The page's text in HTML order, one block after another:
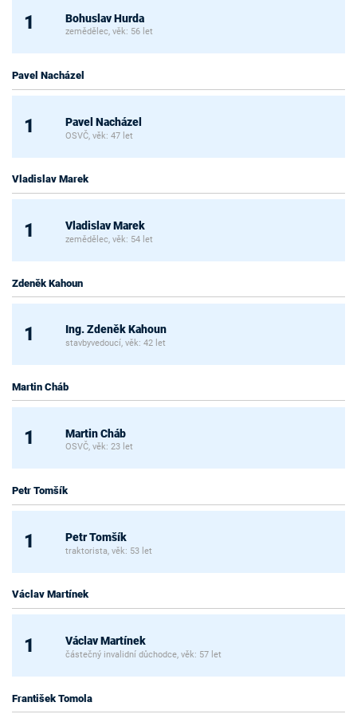
1 Bohuslav Hurda
zemědělec, věk: 56 let
Pavel Nacházel
1 Pavel Nacházel
OSVČ, věk: 47 let
Vladislav Marek
1 Vladislav Marek
zemědělec, věk: 54 let
Zdeněk Kahoun
1 Ing. Zdeněk Kahoun
stavbyvedoucí, věk: 42 let
Martin Cháb
1 Martin Cháb
OSVČ, věk: 23 let
Petr Tomšík
1 Petr Tomšík
traktorista, věk: 53 let
Václav Martínek
1 Václav Martínek
částečný invalidní důchodce, věk: 57 let
František Tomola